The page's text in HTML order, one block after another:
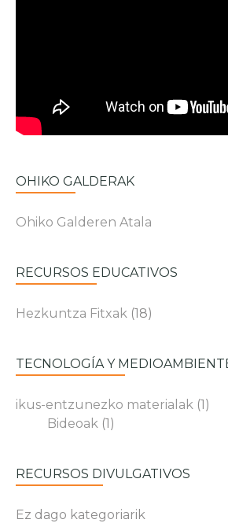
OHIKO GALDERAK
Ohiko Galderen Atala
RECURSOS EDUCATIVOS
Hezkuntza Fitxak (18)
TECNOLOGÍA Y
ikus-entzunezko materialak (1)
Bideoak (1)
RECURSOS DIVULGATIVOS
Ez dago kategoriarik